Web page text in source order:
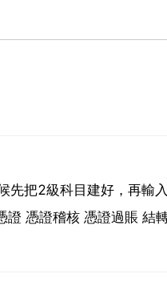
先把2級科目建好，再輸
證 憑證稽核 憑證過賬 結